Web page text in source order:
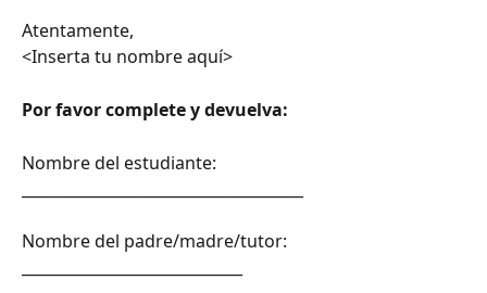
Atentamente,
<Inserta tu nombre aquí>
Por favor complete y devuelva:
Nombre del estudiante:
Nombre del padre/madre/tutor: